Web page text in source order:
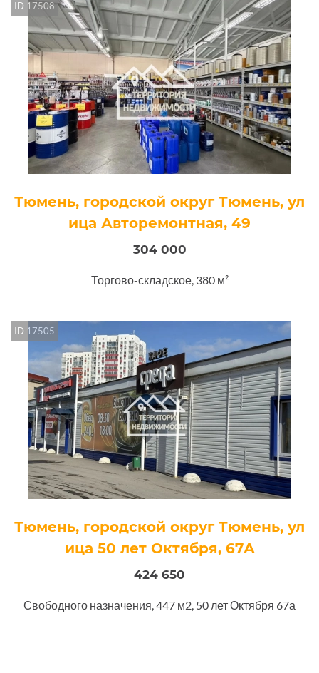
ID 17508
Тюмень, городской округ Тюмень, ул
ица Авторемонтная, 49
304 000
Торгово-складское, 380 м²
ID 17505
Тюмень, городской округ Тюмень, ул
ица 50 лет Октября, 67А
424 650
Свободного назначения, 447 м2, 50 лет Октября 67а